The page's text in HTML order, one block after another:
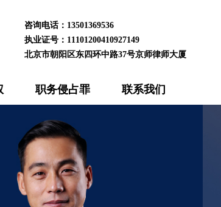
咨询电话：13501369536
执业证号：11101200410927149
北京市朝阳区东四环中路37号京师律师大厦
职务侵占罪 联系我们